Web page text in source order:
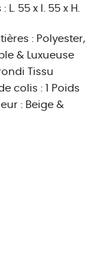
L. 55 x l. 55 x H.
: Polyester,
& Luxueuse
Tissu
colis : 1 Poids
: Beige &